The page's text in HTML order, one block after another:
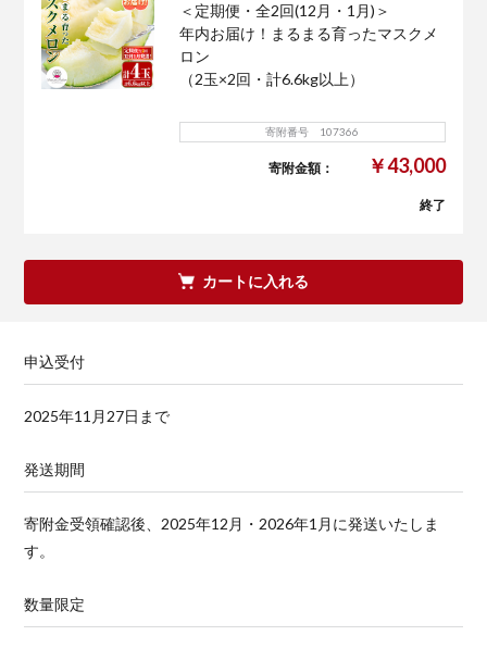
＜定期便・全2回(12月・1月)＞
年内お届け！まるまる育ったマスクメ
ロン
（2玉×2回・計6.6kg以上）
寄附番号 107366
寄附金額： ￥43,000
終了
カートに入れる
申込受付
2025年11月27日まで
発送期間
寄附金受領確認後、2025年12月・2026年1月に発送いたしま
す。
数量限定